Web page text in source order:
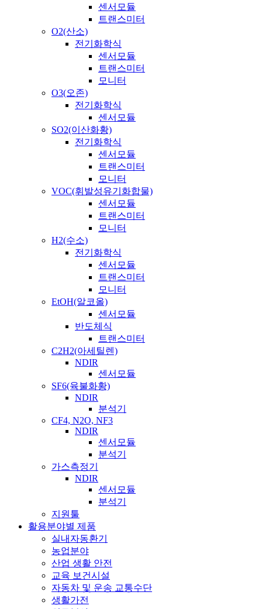
센서모듈
트랜스미터
O2(산소)
전기화학식
센서모듈
트랜스미터
모니터
O3(오존)
전기화학식
센서모듈
SO2(이산화황)
전기화학식
센서모듈
트랜스미터
모니터
VOC(휘발성유기화합물)
센서모듈
트랜스미터
모니터
H2(수소)
전기화학식
센서모듈
트랜스미터
모니터
EtOH(알코올)
센서모듈
반도체식
트랜스미터
C2H2(아세틸렌)
NDIR
센서모듈
SF6(육불화황)
NDIR
분석기
CF4, N2O, NF3
NDIR
센서모듈
분석기
가스측정기
NDIR
센서모듈
분석기
지원툴
활용분야별 제품
실내자동환기
농업분야
산업 생활 안전
교육 보건시설
자동차 및 운송 교통수단
생활가전